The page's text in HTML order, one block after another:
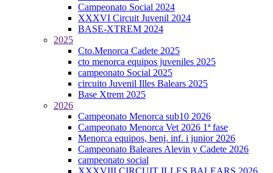
Campeonato Social 2024
XXXVI Circuit Juvenil 2024
BASE-XTREM 2024
2025
Cto.Menorca Cadete 2025
cto menorca equipos juveniles 2025
campeonato Social 2025
circuito Juvenil Illes Balears 2025
Base Xtrem 2025
2026
Campeonato Menorca sub10 2026
Campeonato Menorca Vet 2026 1ª fase
Menorca equipos, benj. inf. i junior 2026
Campeonato Baleares Alevin y Cadete 2026
campeonato social
XXXVIII CIRCUIT ILLES BALEARS 2026